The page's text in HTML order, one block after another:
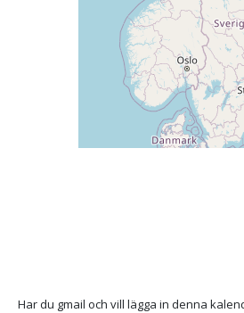
Har du gmail och vill lägga in denna